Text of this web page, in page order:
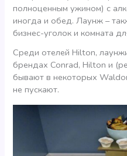
полноценным ужином) с
иногда и обед. Лаунж –
бизнес-уголок и комната
Среди отелей Hilton,
брендах Conrad, Hilton и
бывают в некоторых
не пускают.